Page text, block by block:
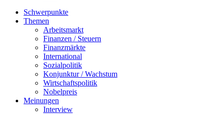
Schwerpunkte
Themen
Arbeitsmarkt
Finanzen / Steuern
Finanzmärkte
International
Sozialpolitik
Konjunktur / Wachstum
Wirtschaftspolitik
Nobelpreis
Meinungen
Interview